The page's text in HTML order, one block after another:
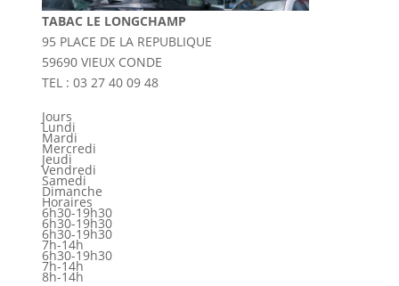
TABAC LE LONGCHAMP
95 PLACE DE LA REPUBLIQUE
59690 VIEUX CONDE
TEL : 03 27 40 09 48
Jours
Lundi
Mardi
Mercredi
Jeudi
Vendredi
Samedi
Dimanche
Horaires
6h30-19h30
6h30-19h30
6h30-19h30
7h-14h
6h30-19h30
7h-14h
8h-14h